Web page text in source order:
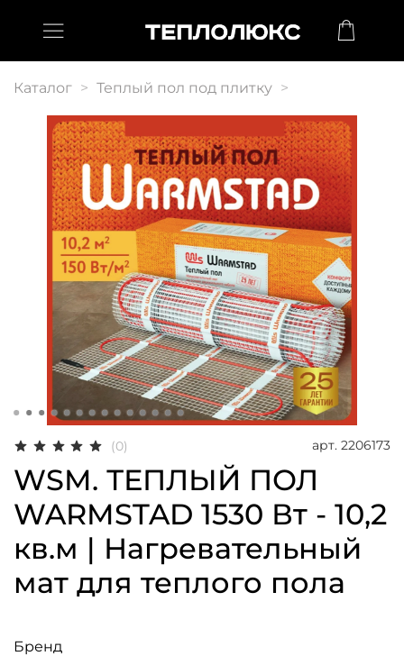
Каталог Теплый пол под плитку
(0) арт. 2206173
WSM. ТЕПЛЫЙ ПОЛ
WARMSTAD 1530 Вт - 10,2
кв.м | Нагревательный
мат для теплого пола
Бренд